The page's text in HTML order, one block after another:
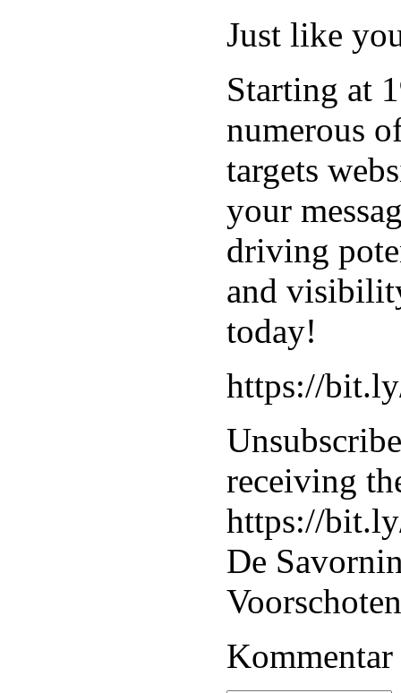
Just like
Starting at
numerous
targets
your
driving
and
today!
https://
receiving
https://
De